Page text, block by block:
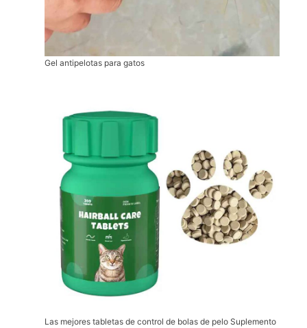
Gel antipelotas para gatos
Las mejores tabletas de control de bolas de pelo Suplemento